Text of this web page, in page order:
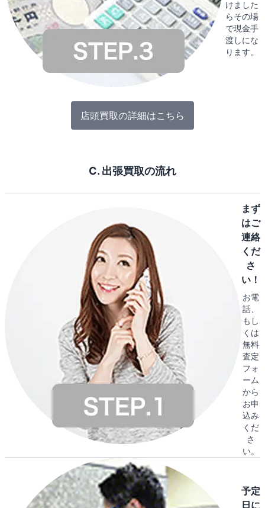
けました
らその場
で現金手
渡しにな
ります。
店頭買取の詳細はこちら
C. 出張買取の流れ
まず
はご
連絡
くだ
さ
い！
お電
話、
もし
くは
無料
査定
フォ
ーム
から
お申
込み
くだ
さ
い。
予定
日に